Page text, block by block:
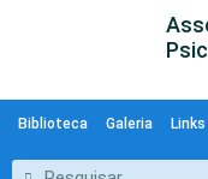
Biblioteca Galeria